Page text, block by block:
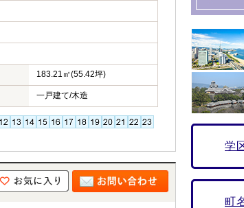
183.21㎡(55.42坪)
一戸建て/木造
学
町